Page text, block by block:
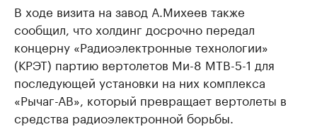
В ходе визита на завод А.Михеев также
сообщил, что холдинг досрочно передал
концерну «Радиоэлектронные технологии»
(КРЭТ) партию вертолетов Ми-8 МТВ-5-1 для
последующей установки на них комплекса
«Рычаг-АВ», который превращает вертолеты в
средства радиоэлектронной борьбы.